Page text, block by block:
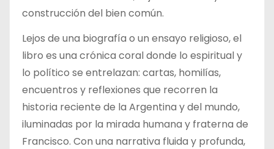
construcción del bien común.
Lejos de una biografía o un ensayo religioso, el
libro es una crónica coral donde lo espiritual y
lo político se entrelazan: cartas, homilías,
encuentros y reflexiones que recorren la
historia reciente de la Argentina y del mundo,
iluminadas por la mirada humana y fraterna de
Francisco. Con una narrativa fluida y profunda,